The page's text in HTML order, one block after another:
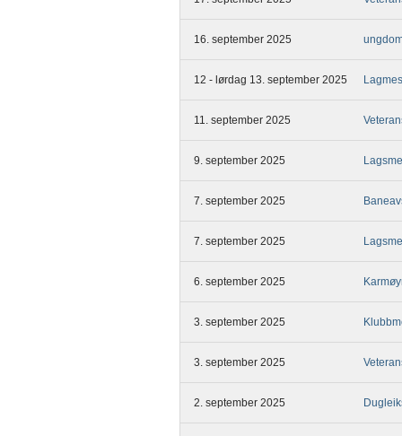
16. september 2025
12 - lørdag 13. september 2025
11. september 2025
9. september 2025
7. september 2025
7. september 2025
6. september 2025
3. september 2025
3. september 2025
2. september 2025